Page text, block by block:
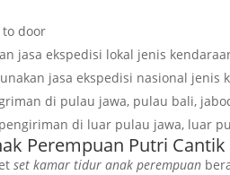
to door
jasa ekspedisi lokal jenis
jasa ekspedisi nasional jenis
di pulau jawa, pulau bali,
di luar pulau jawa, luar
Perempuan Putri
set kamar tidur anak perempuan